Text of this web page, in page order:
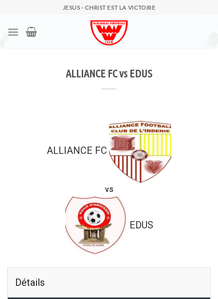
content
JESUS - CHRIST EST LA VICTOIRE
ALLIANCE FC vs EDUS
ALLIANCE FC
vs
EDUS
Détails